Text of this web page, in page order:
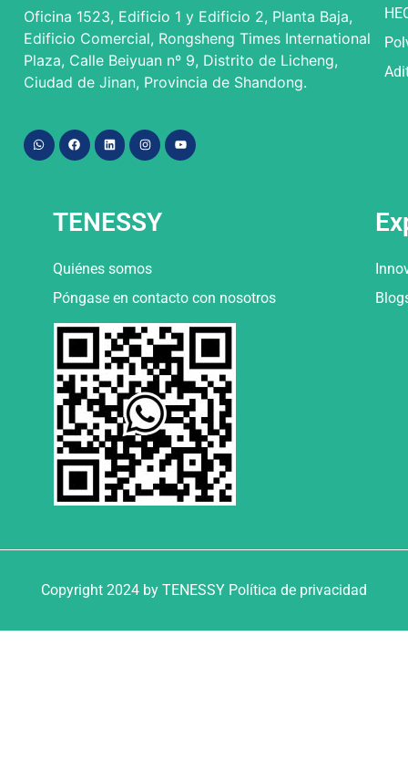
Oficina 1523, Edificio 1 y Edificio 2, Planta Baja,
Edificio Comercial, Rongsheng Times International
Plaza, Calle Beiyuan nº 9, Distrito de Licheng,
Ciudad de Jinan, Provincia de Shandong.
TENESSY
Quiénes somos
Póngase en contacto con nosotros
Copyright 2024 by TENESSY Política de privacidad